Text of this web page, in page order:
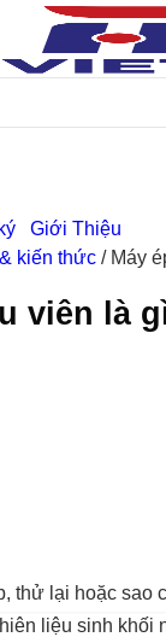
Giới Thiệu
kiến thức / Máy
viên là
thử lại hoặc sao
liệu sinh khối